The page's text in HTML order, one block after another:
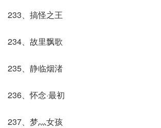
233、搞怪之王
234、故里飘歌
235、静临烟渚
236、怀念·最初
237、梦灬女孩